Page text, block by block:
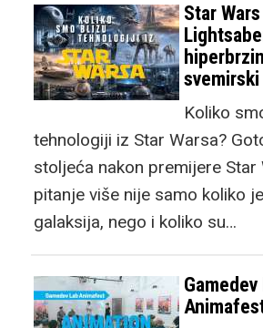
Star
Koliko
tehnologiji iz Star Warsa?
stoljeća nakon premijere Star
pitanje više nije samo koliko
galaksija, nego i koliko su…
Gamedev